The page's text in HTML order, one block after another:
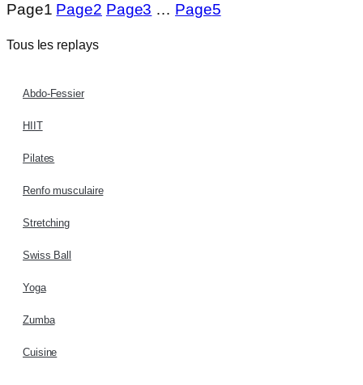
Page1 Page2 Page3 … Page5
Tous les replays
Abdo-Fessier
HIIT
Pilates
Renfo musculaire
Stretching
Swiss Ball
Yoga
Zumba
Cuisine